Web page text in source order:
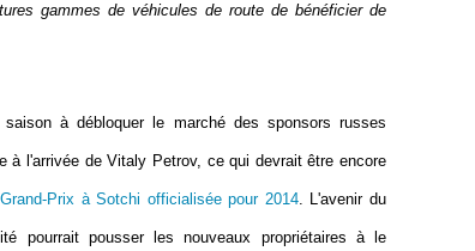
gammes de véhicules de route de bénéficier de
à débloquer le marché des sponsors russes
à l'arrivée de Vitaly Petrov, ce qui devrait être encore
Prix à Sotchi officialisée pour 2014. L'avenir du
pourrait pousser les nouveaux propriétaires à le